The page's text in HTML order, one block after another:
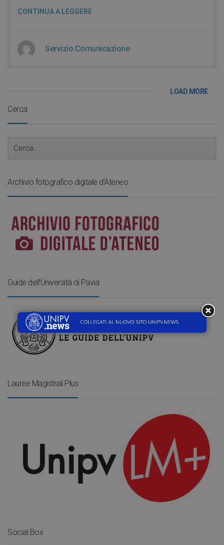
CONTINUA A LEGGERE
Servizio Comunicazione
LOAD MORE
Cerca
Archivio fotografico digitale d’Ateneo
Guide dell’Università di Pavia
Lauree Magistrali Plus
Social Box